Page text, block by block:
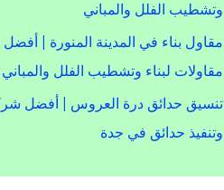
وتشطيب الفلل والمباني
مقاول بناء في المدينة المنورة |
مقاولات لبناء وتشطيب الفلل والمباني
تنسيق حدائق درة العروس | أفضل
وتنفيذ حدائق في جدة